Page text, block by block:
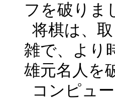
フを破りま
将棋は、
雑で、より
雄元名人を
コンピュ